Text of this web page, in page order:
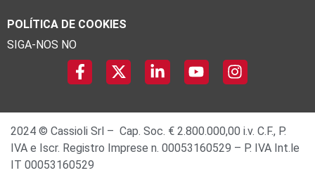
POLÍTICA DE COOKIES
SIGA-NOS NO
2024 © Cassioli Srl – Cap. Soc. € 2.800.000,00 i.v. C.F., P.
IVA e Iscr. Registro Imprese n. 00053160529 – P. IVA Int.le
IT 00053160529